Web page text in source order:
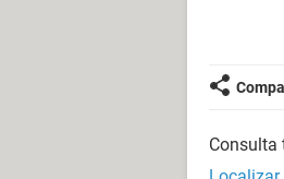
Consulta